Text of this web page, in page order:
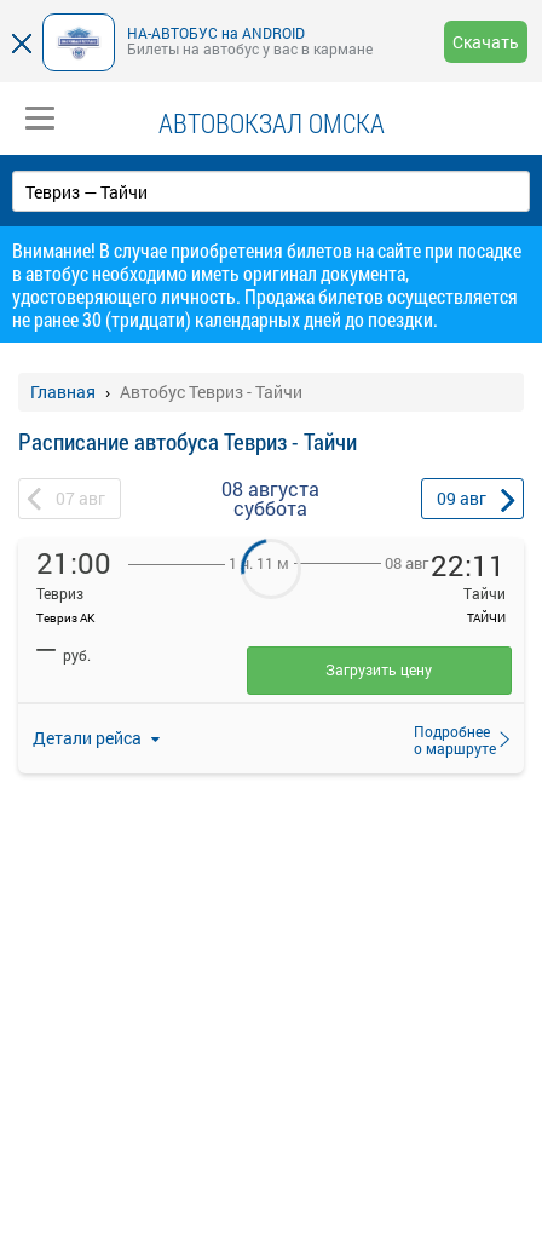
НА-АВТОБУС на ANDROID
Билеты на автобус у вас в кармане
Скачать
АВТОВОКЗАЛ ОМСКА
Внимание! В случае приобретения билетов на сайте при посадке
в автобус необходимо иметь оригинал документа,
удостоверяющего личность. Продажа билетов осуществляется
не ранее 30 (тридцати) календарных дней до поездки.
Главная Автобус Тевриз - Тайчи
Расписание автобуса Тевриз - Тайчи
07 авг 08 августа
суббота 09 авг
21:00
Тевриз
Тевриз АК
1 ч. 11 м 08 авг22:11
Тайчи
ТАЙЧИ
Детали рейса
Подробнее
о маршруте
— руб.
Загрузить цену